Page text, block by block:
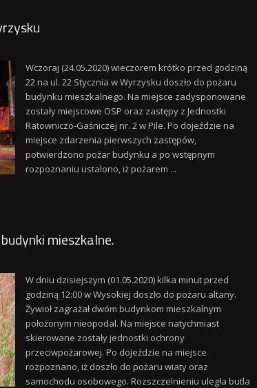
Wczoraj (24.05.2020) wieczorem krótko przed godziną
22 na ul. 22 Stycznia w Wyrzysku doszło do pożaru
budynku mieszkalnego. Na miejsce zadysponowane
zostały miejscowe OSP oraz zastępy z Jednostki
Ratowniczo-Gaśniczej nr. 2 w Pile. Po dojeździe na
miejsce zdarzenia pierwszych zastępów,
potwierdzono pożar budynku a po wstępnym
rozpoznaniu ustalono, iż pożarem ...
mieszkalne.
W dniu dzisiejszym (01.05.2020) kilka minut przed
godziną 12:00 w Wysokiej doszło do pożaru altany.
Żywioł zagrażał dwóm budynkom mieszkalnym
położonym nieopodal. Na miejsce natychmiast
skierowane zostały jednostki ochrony
przeciwpożarowej. Po dojeździe na miejsce
rozpoznano, iż doszło do pożaru wiaty oraz
samochodu osobowego. Rozszczelnieniu uległa butla